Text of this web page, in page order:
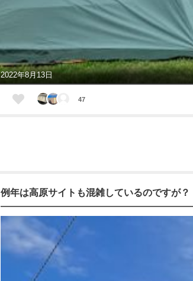
2022年8月13日
47
例年は高原サイトも混雑しているのですが？